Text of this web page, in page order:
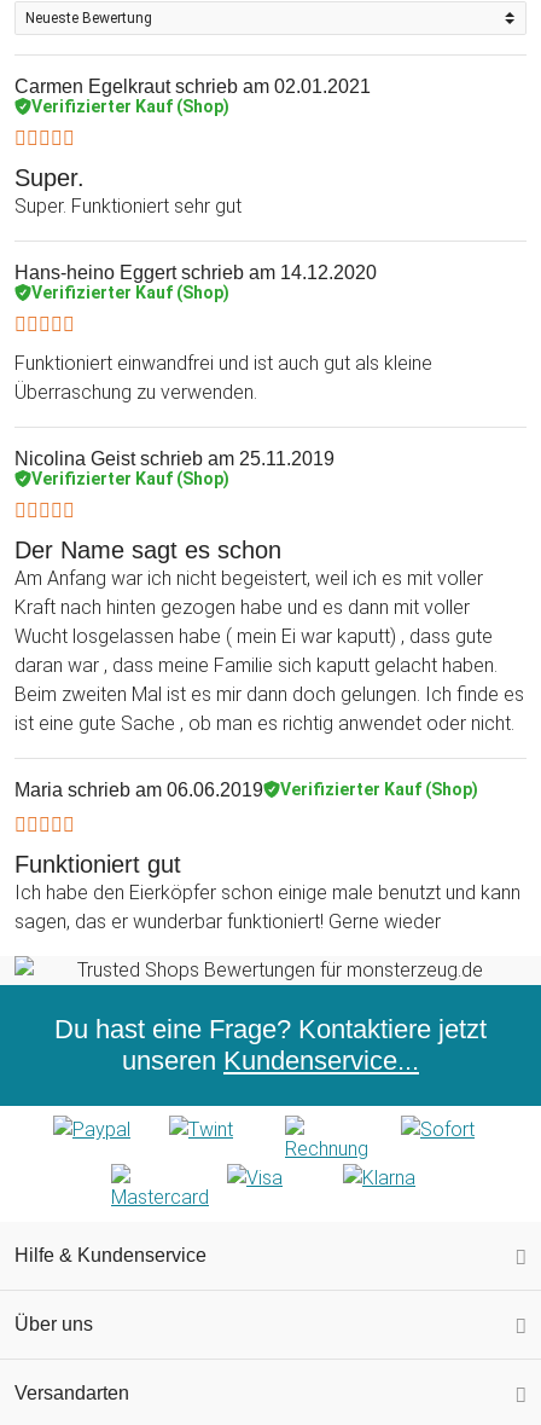
Carmen Egelkrautschrieb am 02.01.2021
Verifizierter Kauf (Shop)
Super.
Super. Funktioniert sehr gut
Hans-heino Eggertschrieb am 14.12.2020
Verifizierter Kauf (Shop)
Funktioniert einwandfrei und ist auch gut als kleine
Überraschung zu verwenden.
Nicolina Geistschrieb am 25.11.2019
Verifizierter Kauf (Shop)
Der Name sagt es schon
Am Anfang war ich nicht begeistert, weil ich es mit voller
Kraft nach hinten gezogen habe und es dann mit voller
Wucht losgelassen habe ( mein Ei war kaputt) , dass gute
daran war , dass meine Familie sich kaputt gelacht haben.
Beim zweiten Mal ist es mir dann doch gelungen. Ich finde es
ist eine gute Sache , ob man es richtig anwendet oder nicht.
Maria schrieb am 06.06.2019 Verifizierter Kauf (Shop)
Funktioniert gut
Ich habe den Eierköpfer schon einige male benutzt und kann
sagen, das er wunderbar funktioniert! Gerne wieder
Du hast eine Frage? Kontaktiere jetzt
unseren Kundenservice...
Hilfe & Kundenservice
Über uns
Versandarten